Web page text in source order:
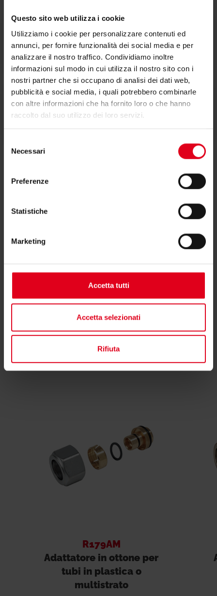
Questo sito web utilizza i cookie
Utilizziamo i cookie per personalizzare contenuti ed
annunci, per fornire funzionalità dei social media e per
analizzare il nostro traffico. Condividiamo inoltre
informazioni sul modo in cui utilizza il nostro sito con i
nostri partner che si occupano di analisi dei dati web,
pubblicità e social media, i quali potrebbero combinarle
con altre informazioni che ha fornito loro o che hanno
raccolto dal suo utilizzo dei loro servizi.
delNecessari
Preferenze
Statistiche
Marketing
Accetta tutti
Accetta selezionati
Rifiuta
Dichiarazione di conformità
Testi di capitolato
Hai bisogno di supporto per R569R?
Se hai bisogno di ulteriori informazioni contatta il
Trova il consulente di zona
Potrebbero interessarti anche
R179AM
Adattatore in ottone per
tubi in plastica o
multistrato